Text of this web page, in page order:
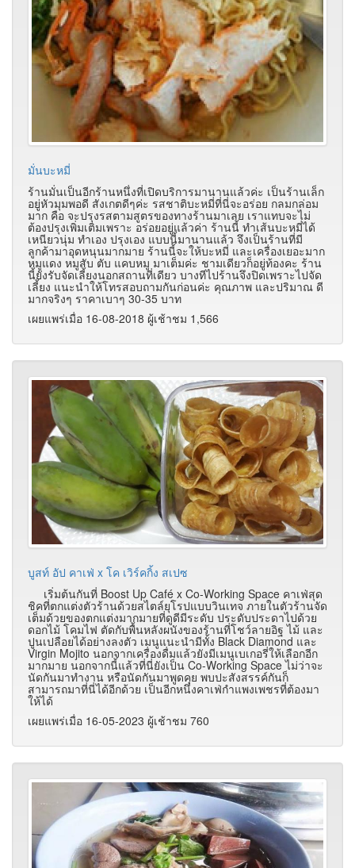
มั่นบะหมี่
ร้านมั่นเป็นอีกร้านหนึ่งที่เปิดบริการมานานแล้วค่ะ เป็นร้านเล็ก
อยู่หัวมุมพอดี สังเกตดีๆค่ะ รสชาติบะหมี่ที่นี่จะอร่อย กลมกล่อม
มาก คือ จะปรุงรสตามสูตรของทางร้านมาเลย เราแทบจะไม่
ต้องปรุงเพิ่มเติมเพราะ อร่อยอยู่แล้วค่า ร้านนี้ ทำเส้นบะหมี่ได้
เหนียวนุ่ม ทำเอง ปรุงเอง แบบนี้มานานแล้ว จึงเป็นร้านที่มี
ลูกค้ามาอุดหนุนมากมาย ร้านนี้จะให้บะหมี่ และเครื่องเยอะมาก
หมูแดง หมูสับ ตับ แคบหมู มาเต็มค่ะ ชามเดียวก็อยู่ท้องคะ ร้าน
นี้ยังรับจัดเลี้ยงนอกสถานที่เดียว บางทีไปร้านจึงปิดเพราะไปจัด
เลี้ยง แนะนำให้โทรสอบถามกันก่อนค่ะ คุณภาพ และปริมาณ ดี
มากจริงๆ ราคาเบาๆ 30-35 บาท
เผยแพร่เมื่อ 16-08-2018 ผู้เช้าชม 1,566
บูสท์ อัป คาเฟ่ x โค เวิร์คกิ้ง สเปซ
เริ่มต้นกันที่ Boost Up Café x Co-Working Space คาเฟ่สุด
ชิคที่ตกแต่งตัวร้านด้วยสไตล์ยุโรปแบบวินเทจ ภายในตัวร้านจัด
เต็มด้วยของตกแต่งมากมายที่ดูดีมีระดับ ประดับประดาไปด้วย
ดอกไม้ โคมไฟ ตัดกับพื้นหลังผนังของร้านที่โชว์ลายอิฐ ไม้ และ
ปูนเปลือยได้อย่างลงตัว เมนูแนะนำมีทั้ง Black Diamond และ
Virgin Mojito นอกจากเครื่องดื่มแล้วยังมีเมนูเบเกอรี่ให้เลือกอีก
มากมาย นอกจากนี้แล้วที่นี่ยังเป็น Co-Working Space ไม่ว่าจะ
นัดกันมาทำงาน หรือนัดกันมาพูดคุย พบปะสังสรรค์กันก็
สามารถมาที่นี่ได้อีกด้วย เป็นอีกหนึ่งคาเฟ่กำแพงเพชรที่ต้องมา
ให้ได้
เผยแพร่เมื่อ 16-05-2023 ผู้เช้าชม 760